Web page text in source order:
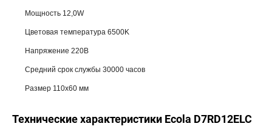
Мощность 12,0W
Цветовая температура 6500K
Напряжение 220В
Средний срок службы 30000 часов
Размер 110x60 мм
Технические характеристики Ecola D7RD12ELC